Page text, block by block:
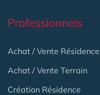
Professionnels
Achat / Vente Résidence
Achat / Vente Terrain
Création Résidence